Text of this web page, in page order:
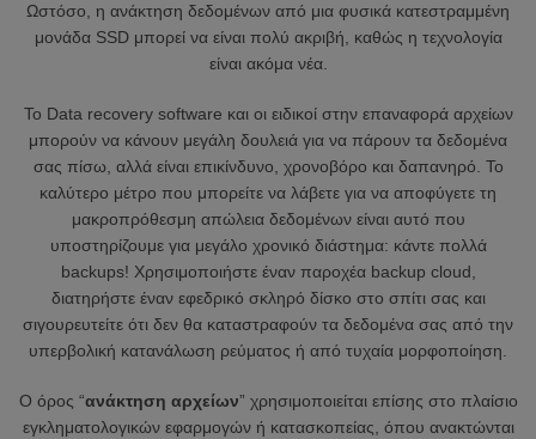
Ωστόσο, η ανάκτηση δεδομένων από μια φυσικά κατεστραμμένη
μονάδα SSD μπορεί να είναι πολύ ακριβή, καθώς η τεχνολογία
είναι ακόμα νέα.
Το Data recovery software και οι ειδικοί στην επαναφορά αρχείων
μπορούν να κάνουν μεγάλη δουλειά για να πάρουν τα δεδομένα
σας πίσω, αλλά είναι επικίνδυνο, χρονοβόρο και δαπανηρό. Το
καλύτερο μέτρο που μπορείτε να λάβετε για να αποφύγετε τη
μακροπρόθεσμη απώλεια δεδομένων είναι αυτό που
υποστηρίζουμε για μεγάλο χρονικό διάστημα: κάντε πολλά
backups! Χρησιμοποιήστε έναν παροχέα backup cloud,
διατηρήστε έναν εφεδρικό σκληρό δίσκο στο σπίτι σας και
σιγουρευτείτε ότι δεν θα καταστραφούν τα δεδομένα σας από την
υπερβολική κατανάλωση ρεύματος ή από τυχαία μορφοποίηση.
Ο όρος “ανάκτηση αρχείων” χρησιμοποιείται επίσης στο πλαίσιο
εγκληματολογικών εφαρμογών ή κατασκοπείας, όπου ανακτώνται